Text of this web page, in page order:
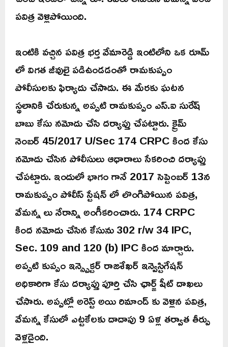
పవిత్ర వెళ్లిపోయింది.
ఇంటికి వచ్చిన పవిత్ర భర్త వేమారెడ్డి ఇంటిలోని ఒక రూమ్
లో విగత జీవులై పడిఉండడంతో రామకుప్పం
పోలీసులకు ఫిర్యాదు చేసాడు. ఈ మేరకు ఘటన
స్థలానికి చేరుకున్న అప్పటి రామకుప్పం ఎస్.ఐ సురేష్
బాబు కేసు నమోదు చేసి దర్యాప్తు చేపట్టారు. క్రైమ్
నెంబర్ 45/2017 U/Sec 174 CRPC కింద కేసు
నమోదు చేసిన పోలీసులు ఆధారాలు సేకరించి దర్యాప్తు
చేపట్టారు. ఇందులో భాగం గానే 2017 సెప్టెంబర్ 13న
రామకుప్పం పోలీస్ స్టేషన్ లో లొంగిపోయిన పవిత్ర,
వేమన్న లు నేరాన్ని అంగీకరించారు. 174 CRPC
కింద నమోదు చేసిన కేసును 302 r/w 34 IPC,
Sec. 109 and 120 (b) IPC కింద మార్చారు.
అప్పటి కుప్పం ఇన్స్పెక్టర్ రాజశేఖర్ ఇన్వెస్టిగేషన్
అధికారిగా కేసు దర్యాప్తు పూర్తి చేసి ఛార్జ్ షీట్ దాఖలు
చేసారు. అప్పట్లో అరెస్ట్ అయి రిమాండ్ కు వెళ్లిన పవిత్ర,
వేమన్న కేసులో ఎట్టకేలకు దాదాపు 9 ఏళ్ల తర్వాత తీర్పు
వెళ్లడైంది.